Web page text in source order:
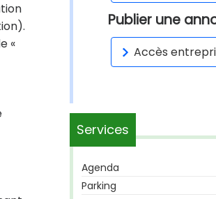
«
Publier une
Accès
Services
Agenda
Parking